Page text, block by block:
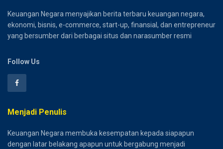
Keuangan Negara menyajikan berita terbaru keuangan negara,
ekonomi, bisnis, e-commerce, start-up, finansial, dan entrepreneur
yang bersumber dari berbagai situs dan narasumber resmi
Follow Us
Menjadi Penulis
Keuangan Negara membuka kesempatan kepada siapapun
dengan latar belakang apapun untuk bergabung menjadi